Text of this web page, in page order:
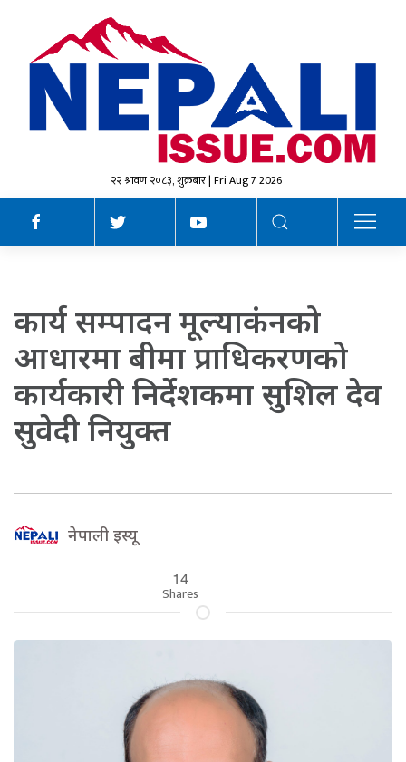
२२ श्रावण २०८३, शुक्रबार | Fri Aug 7 2026
कार्य सम्पादन मूल्याकंनको
आधारमा बीमा प्राधिकरणको
कार्यकारी निर्देशकमा सुशिल देव
सुवेदी नियुक्त
नेपाली इस्यू
14
Shares